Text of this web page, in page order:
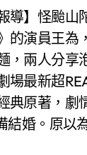
的演員王為
，兩人分享
最新超
典原著，劇
結婚。原以